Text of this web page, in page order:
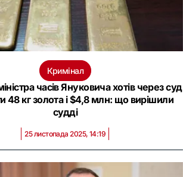
Кримінал
часів Януковича хотів через суд
48 кг золота і $4,8 млн: що вирішили
судді
25 листопада 2025, 14:19